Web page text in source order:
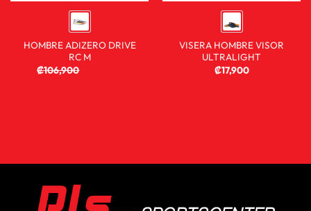
HOMBRE ADIZERO DRIVE
RC M
₡106,900
VISERA HOMBRE VISOR
ULTRALIGHT
₡17,900